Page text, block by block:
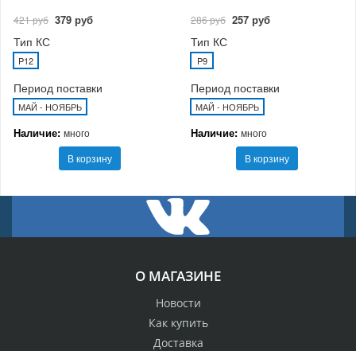
421 руб 379 руб
Тип КС
P12
Период поставки
МАЙ - НОЯБРЬ
Наличие: много
В корзину
286 руб 257 руб
Тип КС
P9
Период поставки
МАЙ - НОЯБРЬ
Наличие: много
В корзину
О МАГАЗИНЕ
Новости
Как купить
Доставка